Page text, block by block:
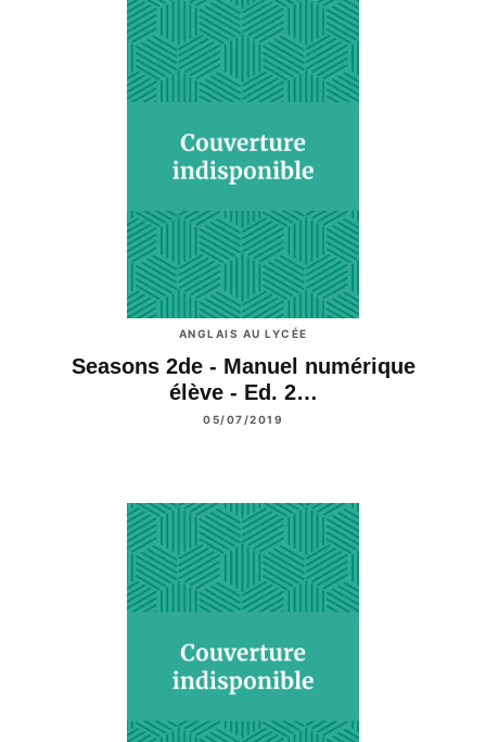
ANGLAIS AU LYCÉE
Seasons 2de - Manuel numérique
élève - Ed. 2…
05/07/2019